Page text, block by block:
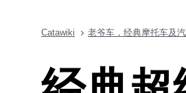
Catawiki 老爷车，经典摩托车及